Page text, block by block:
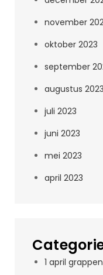
november
oktober 2023
september
augustus 2023
juli 2023
juni 2023
mei 2023
april 2023
1 april grappen